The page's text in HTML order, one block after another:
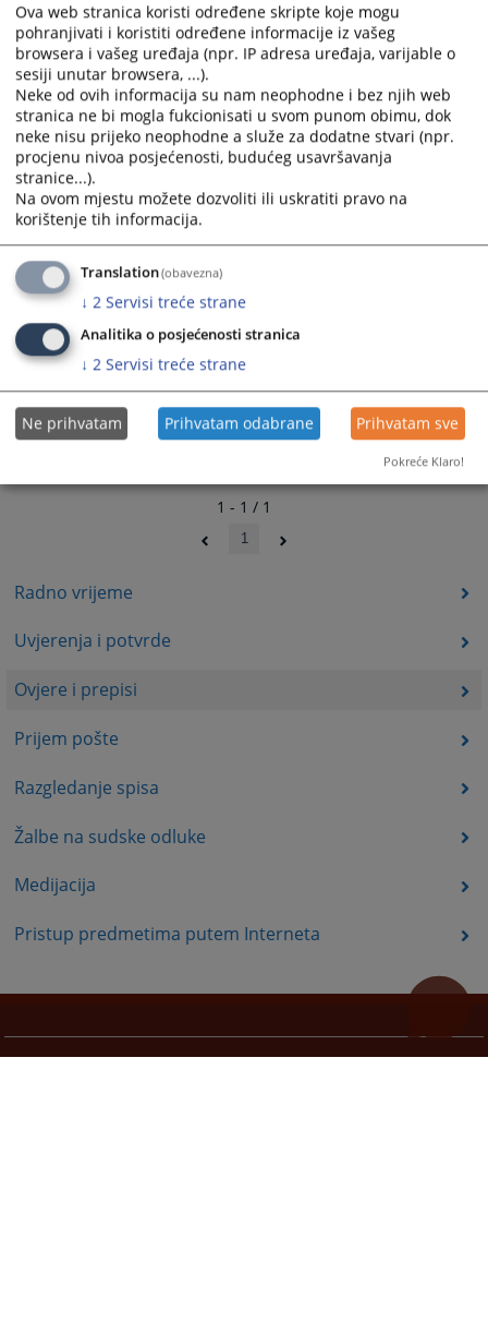
Radno vrijeme
Uvjerenja i potvrde
Ovjere i prepisi
Prijem pošte
Razgledanje spisa
Žalbe na sudske odluke
Medijacija
Pristup predmetima putem Interneta
1 - 1 / 1
1
Ova web stranica koristi određene skripte koje mogu
pohranjivati i koristiti određene informacije iz vašeg
browsera i vašeg uređaja (npr. IP adresa uređaja, varijable o
sesiji unutar browsera, ...).
Neke od ovih informacija su nam neophodne i bez njih web
stranica ne bi mogla fukcionisati u svom punom obimu, dok
neke nisu prijeko neophodne a služe za dodatne stvari (npr.
procjenu nivoa posjećenosti, budućeg usavršavanja
stranice...).
Na ovom mjestu možete dozvoliti ili uskratiti pravo na
korištenje tih informacija.
Translation(obavezna)
↓ 2 Servisi treće strane
Analitika o posjećenosti stranica
↓ 2 Servisi treće strane
Ne prihvatam Prihvatam odabrane Prihvatam sve
Pokreće Klaro!